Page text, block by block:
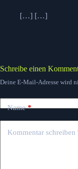
[…] […]
Schreibe einen
Deine E-Mail-Adresse wird
Name*
Kommentar schreiben